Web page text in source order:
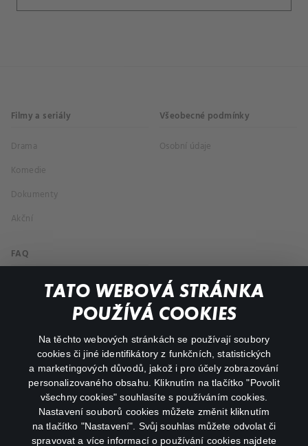
TATO WEBOVÁ STRÁNKA
POUŽÍVÁ COOKIES
Na těchto webových stránkách se používají soubory
cookies či jiné identifikátory z funkčních, statistických
a marketingových důvodů, jakož i pro účely zobrazování
personalizovaného obsahu. Kliknutím na tlačítko "Povolit
všechny cookies" souhlasíte s používáním cookies.
Nastavení souborů cookies můžete změnit kliknutím
na tlačítko "Nastavení". Svůj souhlas můžete odvolat či
spravovat a více informací o používání cookies najdete
Filmy a seriály
Drama
Komedie
Dokumenty
Akční
Všeobecné podmínky
Osobní údaje
FAQ
Můj účet
Důležité odkazy
facebookinstagram
youtube